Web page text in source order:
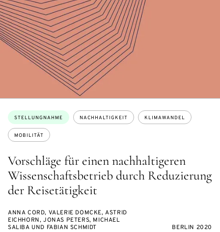
Vorschläge für einen nachhaltigeren
Wissenschaftsbetrieb durch Reduzierung
der Reisetätigkeit
Themen:
STELLUNGNAHME NACHHALTIGKEIT KLIMAWANDEL
MOBILITÄT
ANNA CORD, VALERIE DOMCKE, ASTRID
EICHHORN, JONAS PETERS, MICHAEL
SALIBA UND FABIAN SCHMIDT
BERLIN 2020